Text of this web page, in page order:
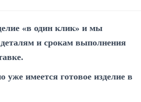
«в один клик» и мы
и срокам выполнения
уже имеется готовое изделие в